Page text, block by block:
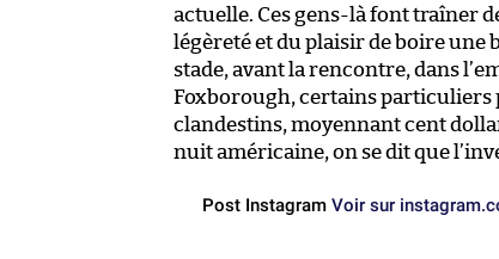
actuelle. Ces gens-là font traîner
légèreté et du plaisir de boire une
stade, avant la rencontre, dans
Foxborough, certains particuliers
clandestins, moyennant cent
nuit américaine, on se dit que
Post Instagram Voir sur